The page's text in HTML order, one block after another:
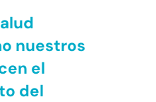
nuestros
el
del